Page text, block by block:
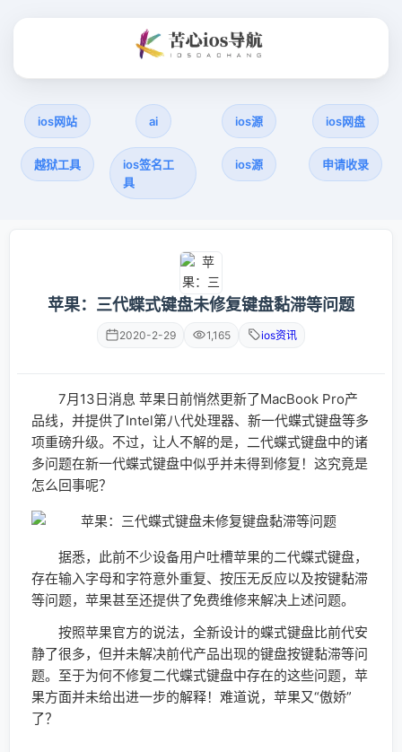
ios网站 ai ios源 ios网盘
越狱工具
ios签名工
具
ios源 申请收录
苹果：三代蝶式键盘未修复键盘黏滞等问题
2020-2-29 1,165 ios资讯
7月13日消息 苹果日前悄然更新了MacBook Pro产
品线，并提供了Intel第八代处理器、新一代蝶式键盘等多
项重磅升级。不过，让人不解的是，二代蝶式键盘中的诸
多问题在新一代蝶式键盘中似乎并未得到修复！这究竟是
怎么回事呢？
据悉，此前不少设备用户吐槽苹果的二代蝶式键盘，
存在输入字母和字符意外重复、按压无反应以及按键黏滞
等问题，苹果甚至还提供了免费维修来解决上述问题。
按照苹果官方的说法，全新设计的蝶式键盘比前代安
静了很多，但并未解决前代产品出现的键盘按键黏滞等问
题。至于为何不修复二代蝶式键盘中存在的这些问题，苹
果方面并未给出进一步的解释！难道说，苹果又“傲娇”
了？